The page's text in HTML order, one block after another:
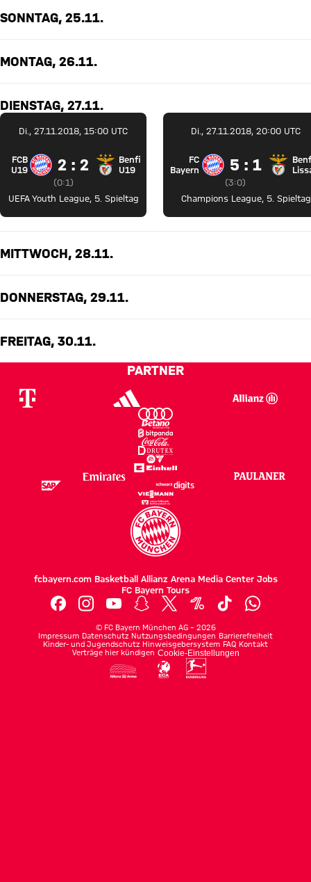
SONNTAG, 25.11.
MONTAG, 26.11.
DIENSTAG, 27.11.
Di., 27.11.2018, 15:00 UTC
FC Bayern U19 gegen Benfica Lissabon U19
FCB
U19
2 zu 2
2 : 2
(Zwischenergebnis:
0 zu 1 nach Erste Halbzeit
0:1)
Benfica
U19
UEFA Youth League, 5. Spieltag
Di., 27.11.2018, 20:00 UTC
FC Bayern
FC
Bayern
5 zu 1
5 : 1
(Zwischenergebnis:
3 zu 0 nach Erste
3:0)
Champions League, 5. Spieltag
MITTWOCH, 28.11.
DONNERSTAG, 29.11.
FREITAG, 30.11.
PARTNER
fcbayern.com Basketball Allianz Arena Media Center Jobs
FC Bayern Tours
© FC Bayern München AG – 2026
Impressum Datenschutz Nutzungsbedingungen Barrierefreiheit
Kinder- und Jugendschutz Hinweisgebersystem FAQ Kontakt
Verträge hier kündigen Cookie-Einstellungen